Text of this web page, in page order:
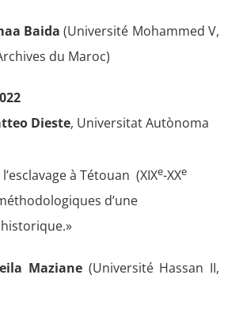
Baida (Université Mohammed V,
du Maroc)
Dieste, Universitat Autònoma
à Tétouan (XIXe-XXe
d’une
Maziane (Université Hassan II,